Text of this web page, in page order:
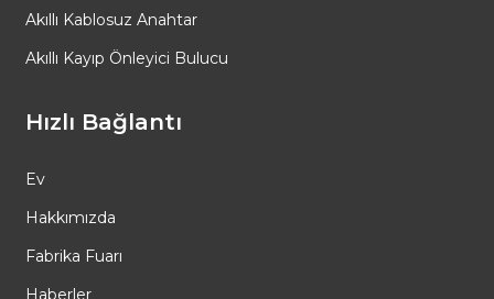
Akıllı Kablosuz Anahtar
Akıllı Kayıp Önleyici Bulucu
Hızlı Bağlantı
Ev
Hakkımızda
Fabrika Fuarı
Haberler